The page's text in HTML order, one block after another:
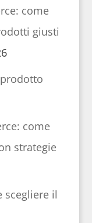
come
giusti
come
strategie
scegliere il